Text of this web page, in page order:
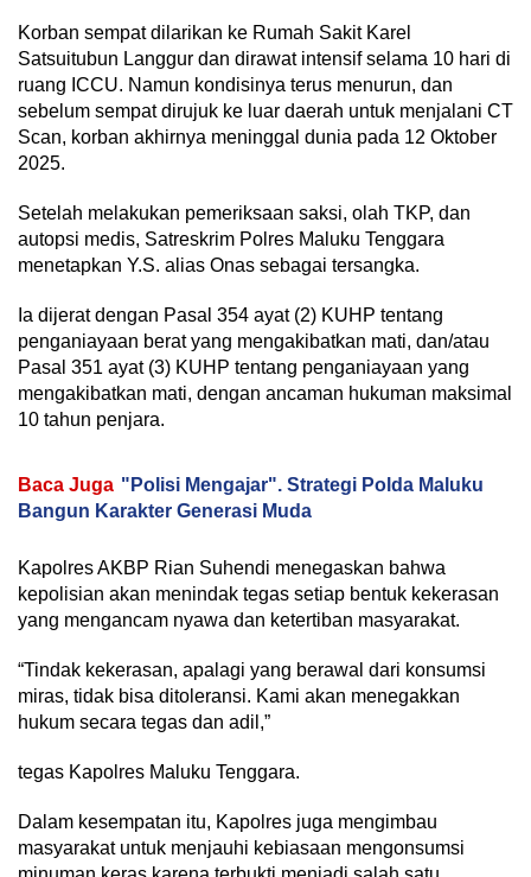
Korban sempat dilarikan ke Rumah Sakit Karel
Satsuitubun Langgur dan dirawat intensif selama 10 hari di
ruang ICCU. Namun kondisinya terus menurun, dan
sebelum sempat dirujuk ke luar daerah untuk menjalani CT
Scan, korban akhirnya meninggal dunia pada 12 Oktober
2025.
Setelah melakukan pemeriksaan saksi, olah TKP, dan
autopsi medis, Satreskrim Polres Maluku Tenggara
menetapkan Y.S. alias Onas sebagai tersangka.
Ia dijerat dengan Pasal 354 ayat (2) KUHP tentang
penganiayaan berat yang mengakibatkan mati, dan/atau
Pasal 351 ayat (3) KUHP tentang penganiayaan yang
mengakibatkan mati, dengan ancaman hukuman maksimal
10 tahun penjara.
Baca Juga "Polisi Mengajar". Strategi Polda Maluku
Bangun Karakter Generasi Muda
Kapolres AKBP Rian Suhendi menegaskan bahwa
kepolisian akan menindak tegas setiap bentuk kekerasan
yang mengancam nyawa dan ketertiban masyarakat.
“Tindak kekerasan, apalagi yang berawal dari konsumsi
miras, tidak bisa ditoleransi. Kami akan menegakkan
hukum secara tegas dan adil,”
tegas Kapolres Maluku Tenggara.
Dalam kesempatan itu, Kapolres juga mengimbau
masyarakat untuk menjauhi kebiasaan mengonsumsi